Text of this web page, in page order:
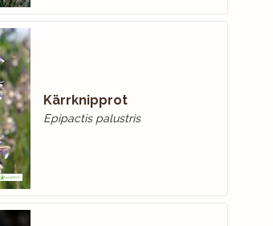
Kärrknipprot
Epipactis palustris